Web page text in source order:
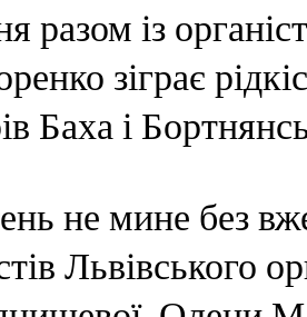
разом із
зіграє
Баха і
не мине без
Львівського